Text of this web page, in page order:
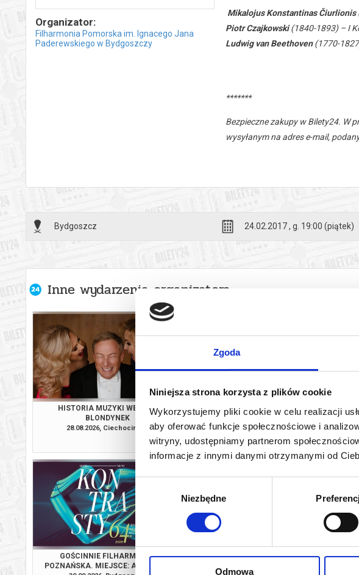
Zgoda
Niniejsza strona korzysta z plików cookie
Wykorzystujemy pliki cookie w celu realizacji
aby oferować funkcje społecznościowe i
witryny, udostępniamy partnerom
informacje z innymi danymi otrzymanymi od
Wybór
zgody
Niezbędne
Odmowa
Organizator:
Filharmonia Pomorska im. Ignacego Jana
Paderewskiego w Bydgoszczy
Mikalojus Konstantinas Čiurlionis
Piotr Czajkowski(1840-1893) – I
Ludwig van Beethoven(1770-
*******
Bezpieczne zakupy w Bilety24. W
wysyłanym na adres e-mail,
Bydgoszcz 24.02.2017 , g. 19:00 (piątek)
Inne wydarzenia organizatora
HISTORIA MUZYKI WEDŁUG
BLONDYNEK
28.08.2026, Ciechocinek
kup bilet
ALEKSANDRA KURZAK.
INAUGURACJA. MIEJSCE: BYDGOSKIE
CENTRUM TARGOWO-
WYSTAWIENNICZE
18.09.2026, Bydgoszcz
kup bilet
GOŚCINNIE FILHARMONIA
POZNAŃSKA. MIEJSCE: AKADEMIA
ŚLADAMI MAEO… ROMANOS CHOIR